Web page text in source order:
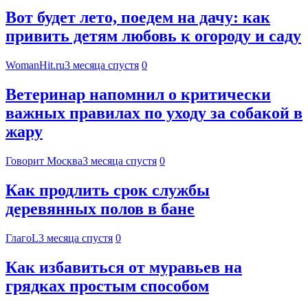
Вот будет лето, поедем на дачу: как
привить детям любовь к огороду и саду
WomanHit.ru3 месяца спустя 0
Ветеринар напомнил о критически
важных правилах по уходу за собакой в
жару
Говорит Москва3 месяца спустя 0
Как продлить срок службы
деревянных полов в бане
ГлагоL3 месяца спустя 0
Как избавиться от муравьев на
грядках простым способом